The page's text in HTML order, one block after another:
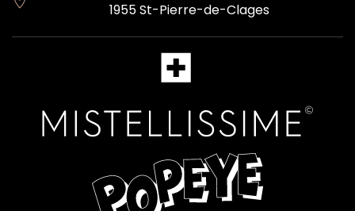
1955 St-Pierre-de-Clages